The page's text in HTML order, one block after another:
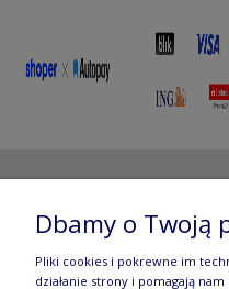
Jerozolimskie 49, 00-
Dbamy o Twoją
Pliki cookies i pokrewne im
działanie strony i pomagają